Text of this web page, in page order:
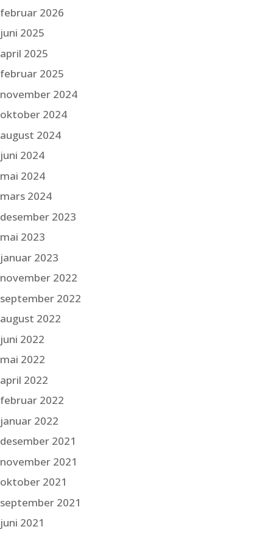
februar 2026
juni 2025
april 2025
februar 2025
november 2024
oktober 2024
august 2024
juni 2024
mai 2024
mars 2024
desember 2023
mai 2023
januar 2023
november 2022
september 2022
august 2022
juni 2022
mai 2022
april 2022
februar 2022
januar 2022
desember 2021
november 2021
oktober 2021
september 2021
juni 2021